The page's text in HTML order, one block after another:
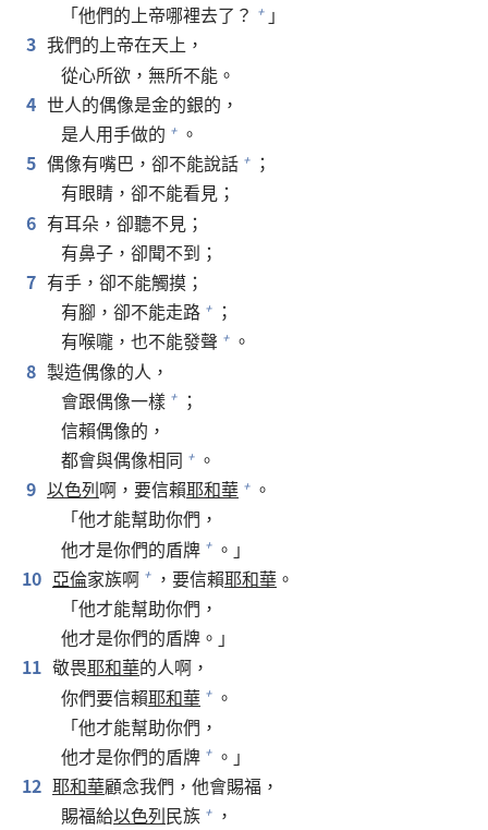
「他們的上帝哪裡去了？ + 」
3 我們的上帝在天上，
從心所欲，無所不能。
4 世人的偶像是金的銀的，
是人用手做的 + 。
5 偶像有嘴巴，卻不能說話 +
；
有眼睛，卻不能看見；
6 有耳朵，卻聽不見；
有鼻子，卻聞不到；
7 有手，卻不能觸摸；
有腳，卻不能走路 +
；
有喉嚨，也不能發聲 + 。
8 製造偶像的人，
會跟偶像一樣 +
；
信賴偶像的，
都會與偶像相同 + 。
9 以色列啊，要信賴耶和華 + 。
「他才能幫助你們，
他才是你們的盾牌 + 。」
10 亞倫家族啊 + ，要信賴耶和華 。
「他才能幫助你們，
他才是你們的盾牌。」
11 敬畏耶和華的人啊，
你們要信賴耶和華 + 。
「他才能幫助你們，
他才是你們的盾牌 + 。」
12 耶和華顧念我們，他會賜福，
賜福給以色列民族 +
，